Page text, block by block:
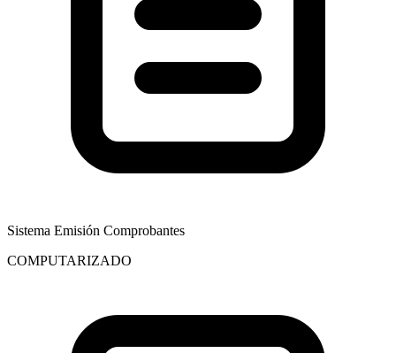
Sistema Emisión Comprobantes
COMPUTARIZADO